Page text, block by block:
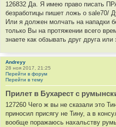
т
а
т
ы
126832 Да. Я имею право писать
безработицы пишет ложь о sale70/
Или я должен молчать на нападки
только Вы на протяжении всего
знаете как обзывать друг друга или
Andreyy
28 ноя 2017, 21:25
Перейти в форум
Перейти в тему
Прилет в Бухарест с
127260 Чего ж вы не сказали это
приносил присягу не Тину, а в
вообще поражаюсь нахальству